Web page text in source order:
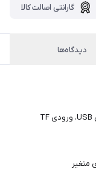
گارانتی اصالت کالا
دیدگاه‌ها